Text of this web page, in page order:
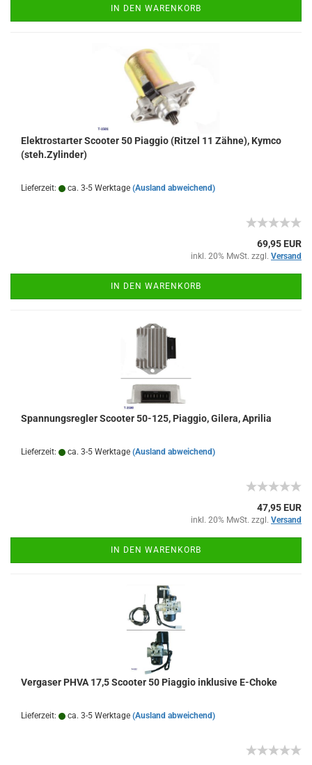
IN DEN WARENKORB
Elektrostarter Scooter 50 Piaggio (Ritzel 11 Zähne), Kymco
(steh.Zylinder)
Lieferzeit: ca. 3-5 Werktage (Ausland abweichend)
69,95 EUR
inkl. 20% MwSt. zzgl. Versand
IN DEN WARENKORB
Spannungsregler Scooter 50-125, Piaggio, Gilera, Aprilia
Lieferzeit: ca. 3-5 Werktage (Ausland abweichend)
47,95 EUR
inkl. 20% MwSt. zzgl. Versand
IN DEN WARENKORB
Vergaser PHVA 17,5 Scooter 50 Piaggio inklusive E-Choke
Lieferzeit: ca. 3-5 Werktage (Ausland abweichend)